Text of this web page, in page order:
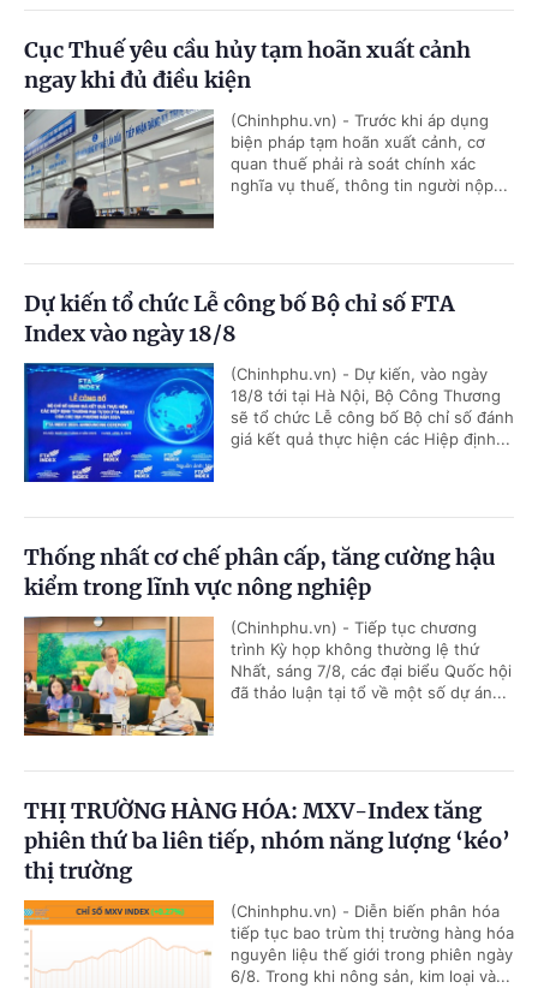
Cục Thuế yêu cầu hủy tạm hoãn xuất cảnh
ngay khi đủ điều kiện
(Chinhphu.vn) - Trước khi áp dụng
biện pháp tạm hoãn xuất cảnh, cơ
quan thuế phải rà soát chính xác
nghĩa vụ thuế, thông tin người nộp...
Dự kiến tổ chức Lễ công bố Bộ chỉ số FTA
Index vào ngày 18/8
(Chinhphu.vn) - Dự kiến, vào ngày
18/8 tới tại Hà Nội, Bộ Công Thương
sẽ tổ chức Lễ công bố Bộ chỉ số đánh
giá kết quả thực hiện các Hiệp định...
Thống nhất cơ chế phân cấp, tăng cường hậu
kiểm trong lĩnh vực nông nghiệp
(Chinhphu.vn) - Tiếp tục chương
trình Kỳ họp không thường lệ thứ
Nhất, sáng 7/8, các đại biểu Quốc hội
đã thảo luận tại tổ về một số dự án...
THỊ TRƯỜNG HÀNG HÓA: MXV-Index tăng
phiên thứ ba liên tiếp, nhóm năng lượng ‘kéo’
thị trường
(Chinhphu.vn) - Diễn biến phân hóa
tiếp tục bao trùm thị trường hàng hóa
nguyên liệu thế giới trong phiên ngày
6/8. Trong khi nông sản, kim loại và...